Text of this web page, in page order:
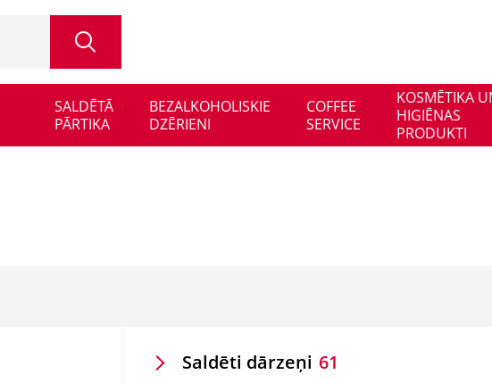
SALDĒTĀ
PĀRTIKA
BEZALKOHOLISKIE
DZĒRIENI
COFFEE
SERVICE
KOSMĒTIKA
HIGIĒNAS
PRODUKTI
Saldēti dārzeņi 61